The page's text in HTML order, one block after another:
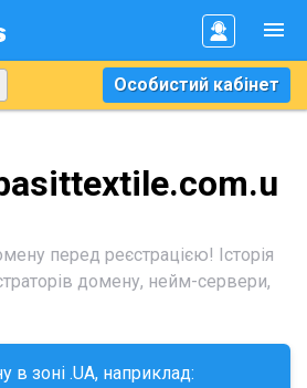
Особистий кабінет
перед реєстрацією! Історія
домену, нейм-сервери,
в зоні .UA, наприклад: